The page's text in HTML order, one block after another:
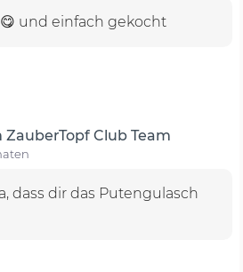
und einfach gekocht
ZauberTopf Club Team
dass dir das Putengulasch